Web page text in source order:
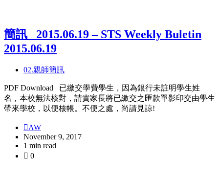
簡訊_ 2015.06.19 – STS Weekly Buletin
2015.06.19
02.親師簡訊
PDF Download 已繳交學費學生，因為銀行未註明學生姓
名，本校無法核對，請貴家長將已繳交之匯款單影印交由學生
帶來學校，以便核帳。不便之處，尚請見諒!
AW
November 9, 2017
1 min read
0